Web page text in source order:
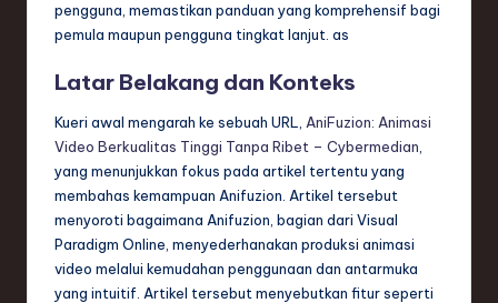
T
pengguna, memastikan panduan yang komprehensif bagi
pemula maupun pengguna tingkat lanjut. as
Latar Belakang dan Konteks
Kueri awal mengarah ke sebuah URL, AniFuzion: Animasi
Video Berkualitas Tinggi Tanpa Ribet – Cybermedian
yang menunjukkan fokus pada artikel tertentu yang
membahas kemampuan Anifuzion. Artikel tersebut
menyoroti bagaimana Anifuzion, bagian dari Visual
Paradigm Online, menyederhanakan produksi animasi
video melalui kemudahan penggunaan dan antarmuka
yang intuitif. Artikel tersebut menyebutkan fitur seperti